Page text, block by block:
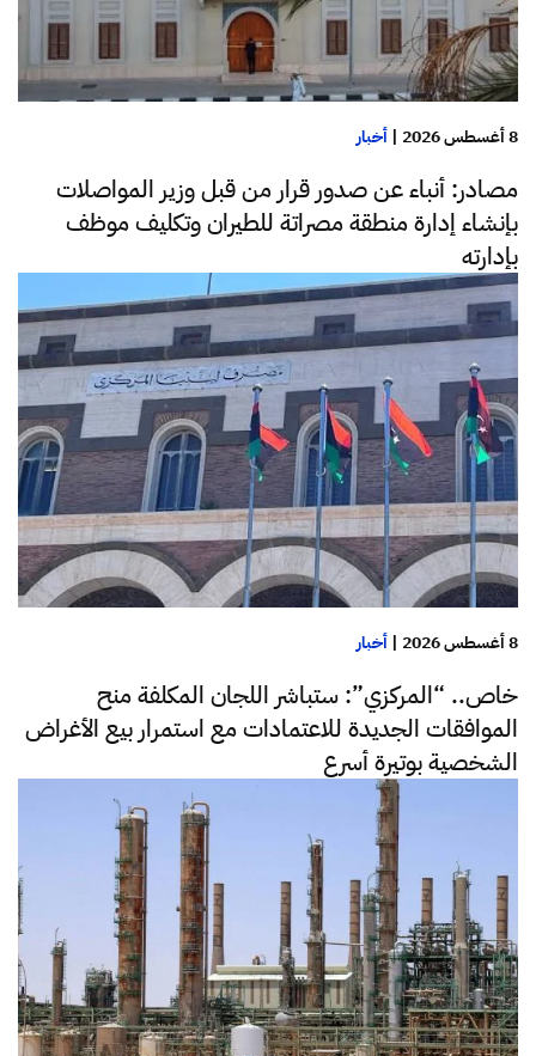
8 أغسطس 2026 | أخبار
مصادر: أنباء عن صدور قرار من قبل وزير المواصلات
بإنشاء إدارة منطقة مصراتة للطيران وتكليف موظف
بإدارته
8 أغسطس 2026 | أخبار
خاص.. “المركزي”: ستباشر اللجان المكلفة منح
الموافقات الجديدة للاعتمادات مع استمرار بيع الأغراض
الشخصية بوتيرة أسرع